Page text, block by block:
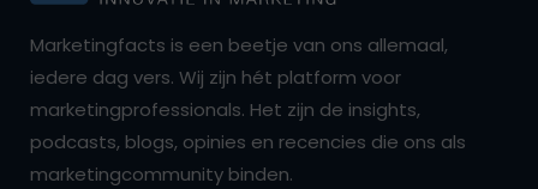
Marketingfacts is een beetje van ons allemaal,
iedere dag vers. Wij zijn hét platform voor
marketingprofessionals. Het zijn de insights,
podcasts, blogs, opinies en recencies die ons als
marketingcommunity binden.